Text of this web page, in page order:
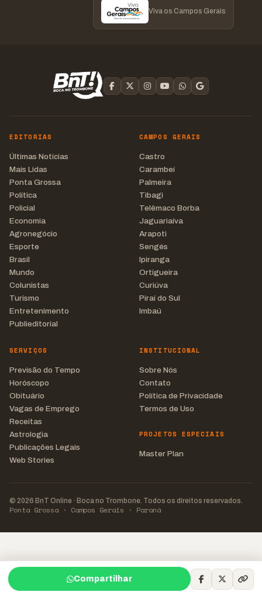
Viva os Campos Gerais
EDITORIAS
Últimas Notícias
Mais Lidas
Ponta Grossa
Política
Policial
Economia
Agronegócio
Esporte
Brasil
Mundo
Colunistas
Turismo
Entretenimento
Publieditorial
CAMPOS GERAIS
Castro
Carambeí
Palmeira
Tibagi
Telêmaco Borba
Jaguariaíva
Arapoti
Sengés
Ipiranga
Ortigueira
Curiúva
Piraí do Sul
Imbaú
SERVIÇOS
Previsão do Tempo
Horóscopo
Obituário
Vagas de Emprego
Receitas
Astrologia
Publicações Legais
Web Stories
INSTITUCIONAL
Sobre Nós
Contato
Política de Privacidade
Termos de Uso
PROJETOS ESPECIAIS
Master Plan
© 2026 BnT Online · Boca no Trombone. Todos os direitos reservados.
Ponta Grossa · Campos Gerais · Paraná
Compartilhar